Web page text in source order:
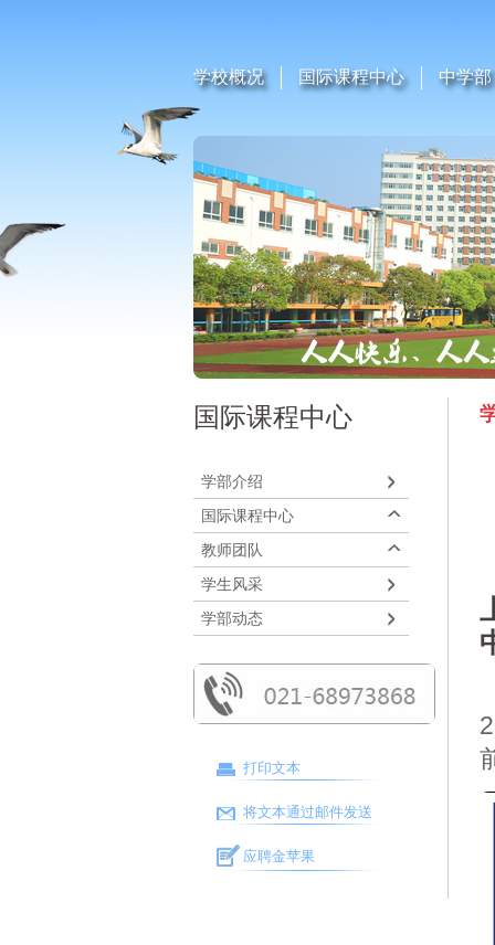
学校概况 国际课程中心 中学部
国际课程中心
学部介绍
国际课程中心
教师团队
学生风采
学部动态
打印文本
将文本通过邮件发送
应聘金苹果